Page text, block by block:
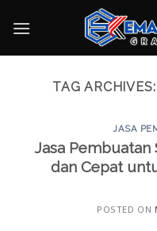
TAG
JASA
Jasa
dan Cepat
POSTED ON